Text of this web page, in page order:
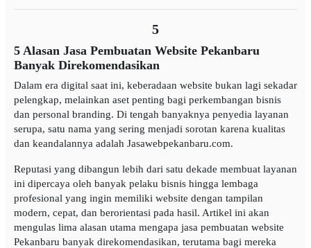
5
5 Alasan Jasa Pembuatan Website Pekanbaru
Banyak Direkomendasikan
Dalam era digital saat ini, keberadaan website bukan lagi sekadar
pelengkap, melainkan aset penting bagi perkembangan bisnis
dan personal branding. Di tengah banyaknya penyedia layanan
serupa, satu nama yang sering menjadi sorotan karena kualitas
dan keandalannya adalah Jasawebpekanbaru.com.
Reputasi yang dibangun lebih dari satu dekade membuat layanan
ini dipercaya oleh banyak pelaku bisnis hingga lembaga
profesional yang ingin memiliki website dengan tampilan
modern, cepat, dan berorientasi pada hasil. Artikel ini akan
mengulas lima alasan utama mengapa jasa pembuatan website
Pekanbaru banyak direkomendasikan, terutama bagi mereka